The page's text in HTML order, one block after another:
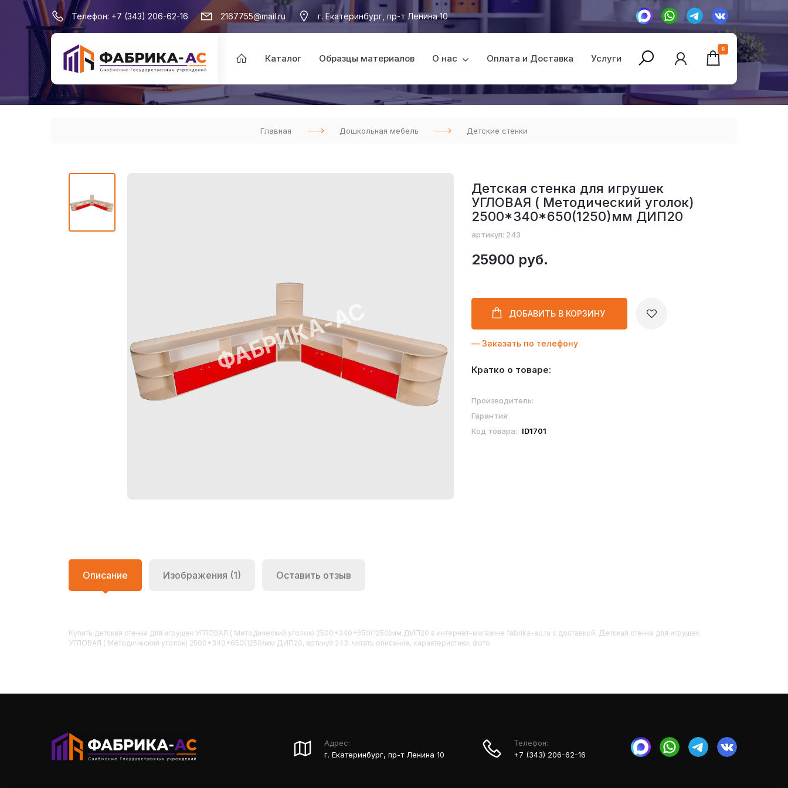
Телефон: +7 (343) 206-62-16 2167755@mail.ru г. Екатеринбург, пр-т Ленина 10
Каталог Образцы материалов О нас Оплата и Доставка Услуги
0
Главная Дошкольная мебель Детские стенки
Детская стенка для игрушек
УГЛОВАЯ ( Методический уголок)
2500*340*650(1250)мм ДИП20
артикул: 243
25900 руб.
ДОБАВИТЬ В КОРЗИНУ
— Заказать по телефону
Кратко о товаре:
Производитель:
Гарантия:
Код товара:
ID1701
Описание Изображения (1) Оставить отзыв
Купить Детская стенка для игрушек УГЛОВАЯ ( Методический уголок) 2500*340*650(1250)мм ДИП20 в интернет-магазине fabrika-ac.ru с доставкой. Детская стенка для игрушек
УГЛОВАЯ ( Методический уголок) 2500*340*650(1250)мм ДИП20, артикул 243: читать описание, характеристики, фото
Адрес:
г. Екатеринбург, пр-т Ленина 10
Телефон:
+7 (343) 206-62-16